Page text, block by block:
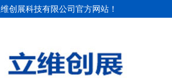
创展科技有限公司官方网站！